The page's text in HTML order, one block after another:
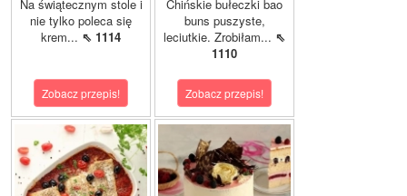
Na świątecznym stole i
nie tylko poleca się
krem... ⇖ 1114
Zobacz przepis!
Chińskie bułeczki bao
buns puszyste,
leciutkie. Zrobiłam... ⇖
1110
Zobacz przepis!